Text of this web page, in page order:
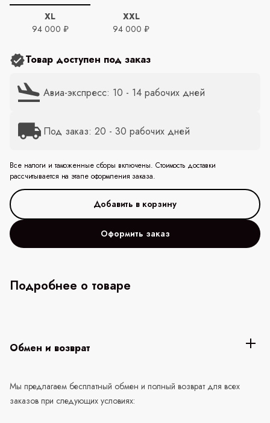
XL
94 000 ₽
XXL
94 000 ₽
Товар доступен под заказ
Авиа-экспресс: 10 - 14 рабочих дней
Под заказ: 20 - 30 рабочих дней
Все налоги и таможенные сборы включены. Стоимость доставки
рассчитывается на этапе оформления заказа.
Оформить заказ
Подробнее о товаре
Обмен и возврат
Мы предлагаем бесплатный обмен и полный возврат для всех
заказов при следующих условиях: